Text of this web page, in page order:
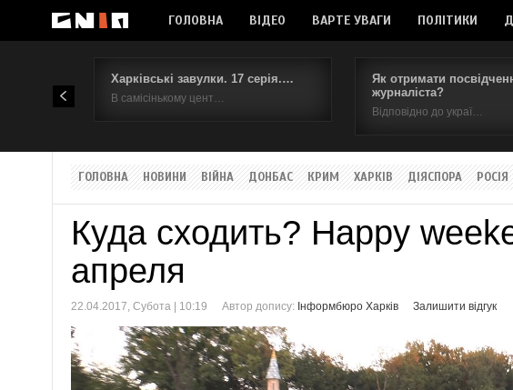
ГОЛОВНА ВІДЕО ВАРТЕ УВАГИ ПОЛІТИКИ
Харківські завулки. 17 серія.…
В самісінькому цент…
Як отримати
журналіста?
Відповідно до украї…
ГОЛОВНА НОВИНИ ВІЙНА ДОНБАС КРИМ ХАРКІВ ДІЯСПОРА РОСІЯ
Куда сходить? Happy
апреля
22.04.2017, Субота | 10:19 Автор допису: Інформбюро Харків Залишити відгук